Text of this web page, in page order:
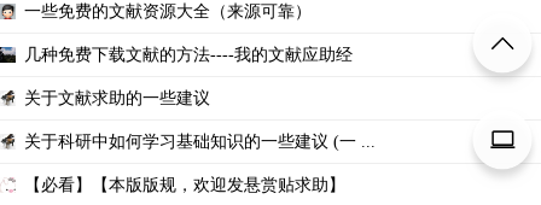
一些免费的文献资源大全（来源可靠）
几种免费下载文献的方法----我的文献应助经
关于文献求助的一些建议
关于科研中如何学习基础知识的一些建议 (一 ...
【必看】【本版版规，欢迎发悬赏贴求助】